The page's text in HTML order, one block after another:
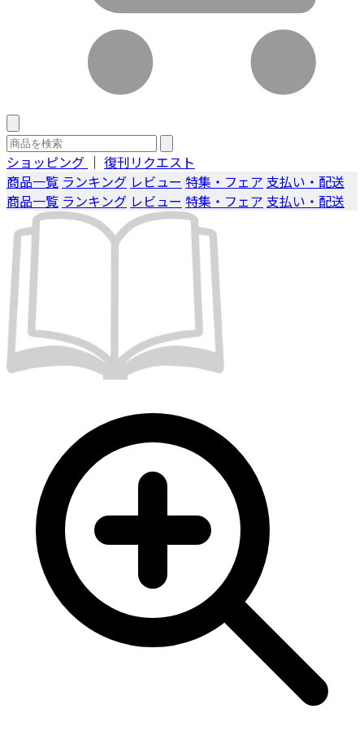
ショッピング ｜ 復刊リクエスト
商品一覧 ランキング レビュー 特集・フェア 支払い・配送
商品一覧 ランキング レビュー 特集・フェア 支払い・配送